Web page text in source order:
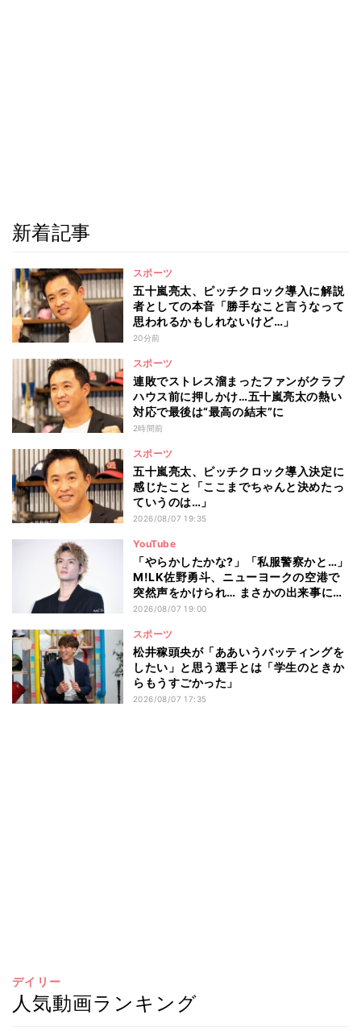
新着記事
スポーツ
五十嵐亮太、ピッチクロック導入に解説
者としての本音「勝手なこと言うなって
思われるかもしれないけど…」
20分前
スポーツ
連敗でストレス溜まったファンがクラブ
ハウス前に押しかけ…五十嵐亮太の熱い
対応で最後は“最高の結末”に
2時間前
スポーツ
五十嵐亮太、ピッチクロック導入決定に
感じたこと「ここまでちゃんと決めたっ
ていうのは…」
2026/08/07 19:35
YouTube
「やらかしたかな?」「私服警察かと…」
M!LK佐野勇斗、ニューヨークの空港で
突然声をかけられ… まさかの出来事に驚
き
2026/08/07 19:00
スポーツ
松井稼頭央が「ああいうバッティングを
したい」と思う選手とは「学生のときか
らもうすごかった」
2026/08/07 17:35
デイリー
人気動画ランキング